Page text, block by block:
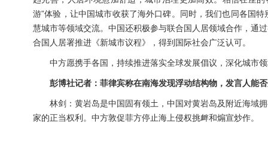
游”体验，让中国城市收获了海外口碑。同时，我们也同各国
慧城市等领域交流。中国还积极参与联合国人居领域合作，通
合国人居署推进《新城市议程》，得到国际社会广泛认可。
中方愿携手各国，持续推进落实全球发展倡议，深化城市
彭博社记者：菲律宾称在南海发现浮动结构物，发言人能
林剑：黄岩岛是中国固有领土，中国对黄岩岛及附近海域
家的正当权利。中方敦促菲方停止海上侵权挑衅和煽宣炒作。